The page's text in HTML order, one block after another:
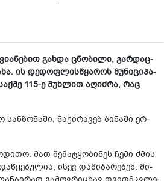
გახ­და ცნო­ბი­ლი, გარ­დაც­
ის დე­დოფ­ლის­წყა­როს მუ­ნი­ცი­პა­
115-ე მუხ­ლით აღიძ­რა, რაც
ნა­ქი­რა­ვებ ბი­ნა­ში ერ­
მათ შე­მა­ტყო­ბი­ნეს ჩემი ძმის
ისევ და­მი­ბა­რე­ბენ. მი­